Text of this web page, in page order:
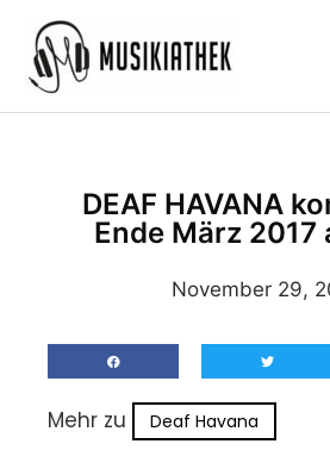
Inhalt
springen
DEAF HAVANA
Ende März 2017
November 29,
Mehr zu Deaf Havana